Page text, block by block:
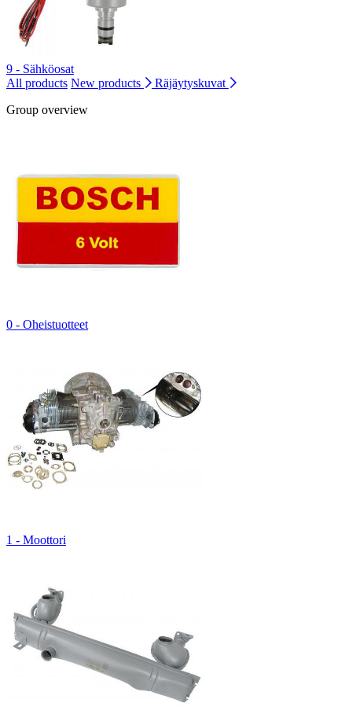
9 - Sähköosat
All products New products
Räjäytyskuvat
Group overview
0 - Oheistuotteet
1 - Moottori